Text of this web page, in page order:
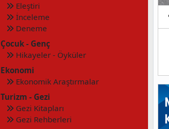
Eleştiri
İnceleme
Deneme
Çocuk - Genç
Hikayeler - Öyküler
Ekonomi
Ekonomik Araştırmalar
Turizm - Gezi
Gezi Kitapları
Gezi Rehberleri